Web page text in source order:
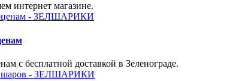
интернет магазине.
с бесплатной доставкой в Зеленограде.